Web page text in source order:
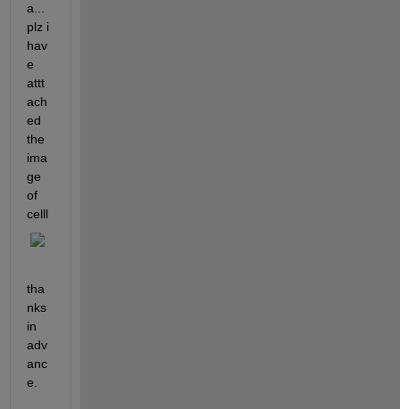
a...
plz i
hav
e
attt
ach
ed
the
ima
ge
of
celll
tha
nks
in
adv
anc
e.